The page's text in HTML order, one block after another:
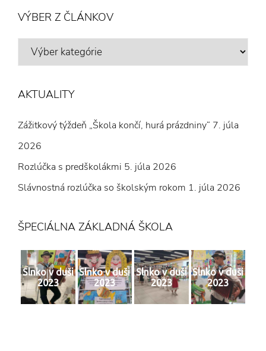
VÝBER Z ČLÁNKOV
VÝBER
AKTUALITY
Zážitkový týždeň „Škola končí, hurá prázdniny“ 7. júla
2026
Rozlúčka s predškolákmi 5. júla 2026
Slávnostná rozlúčka so školským rokom 1. júla 2026
ŠPECIÁLNA ZÁKLADNÁ ŠKOLA
Slnko v duši
2023
Slnko v duši
2023
Slnko v duši
2023
Slnko v duši
2023